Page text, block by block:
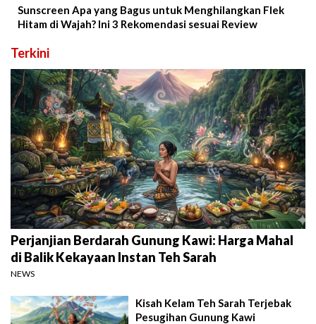
Sunscreen Apa yang Bagus untuk Menghilangkan Flek
Hitam di Wajah? Ini 3 Rekomendasi sesuai Review
Terkini
Perjanjian Berdarah Gunung Kawi: Harga Mahal
di Balik Kekayaan Instan Teh Sarah
NEWS
Kisah Kelam Teh Sarah Terjebak
Pesugihan Gunung Kawi